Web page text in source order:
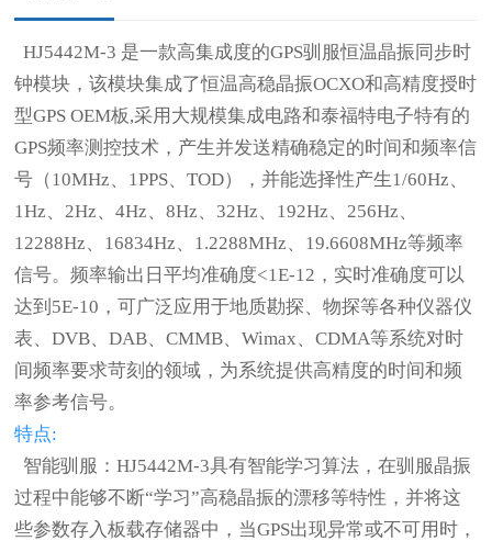
HJ5442M-3 是一款高集成度的GPS驯服恒温晶振同步时
钟模块，该模块集成了恒温高稳晶振OCXO和高精度授时
型GPS OEM板,采用大规模集成电路和泰福特电子特有的
GPS频率测控技术，产生并发送精确稳定的时间和频率信
号（10MHz、1PPS、TOD），并能选择性产生1/60Hz、
1Hz、2Hz、4Hz、8Hz、32Hz、192Hz、256Hz、
12288Hz、16834Hz、1.2288MHz、19.6608MHz等频率
信号。频率输出日平均准确度<1E-12，实时准确度可以
达到5E-10，可广泛应用于地质勘探、物探等各种仪器仪
表、DVB、DAB、CMMB、Wimax、CDMA等系统对时
间频率要求苛刻的领域，为系统提供高精度的时间和频
率参考信号。
特点:
智能驯服：HJ5442M-3具有智能学习算法，在驯服晶振
过程中能够不断“学习”高稳晶振的漂移等特性，并将这
些参数存入板载存储器中，当GPS出现异常或不可用时，